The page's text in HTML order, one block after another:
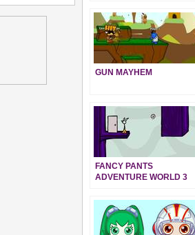
GUN MAYHEM
FANCY PANTS
ADVENTURE WORLD 3